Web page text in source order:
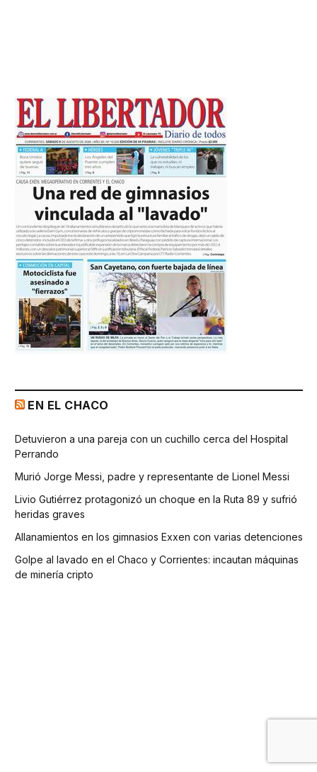
EN EL CHACO
Detuvieron a una pareja con un cuchillo cerca del Hospital
Perrando
Murió Jorge Messi, padre y representante de Lionel Messi
Livio Gutiérrez protagonizó un choque en la Ruta 89 y sufrió
heridas graves
Allanamientos en los gimnasios Exxen con varias detenciones
Golpe al lavado en el Chaco y Corrientes: incautan máquinas
de minería cripto